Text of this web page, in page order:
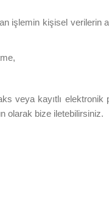
işlemin kişisel verilerin
veya kayıtlı
olarak bize iletebilirsiniz.